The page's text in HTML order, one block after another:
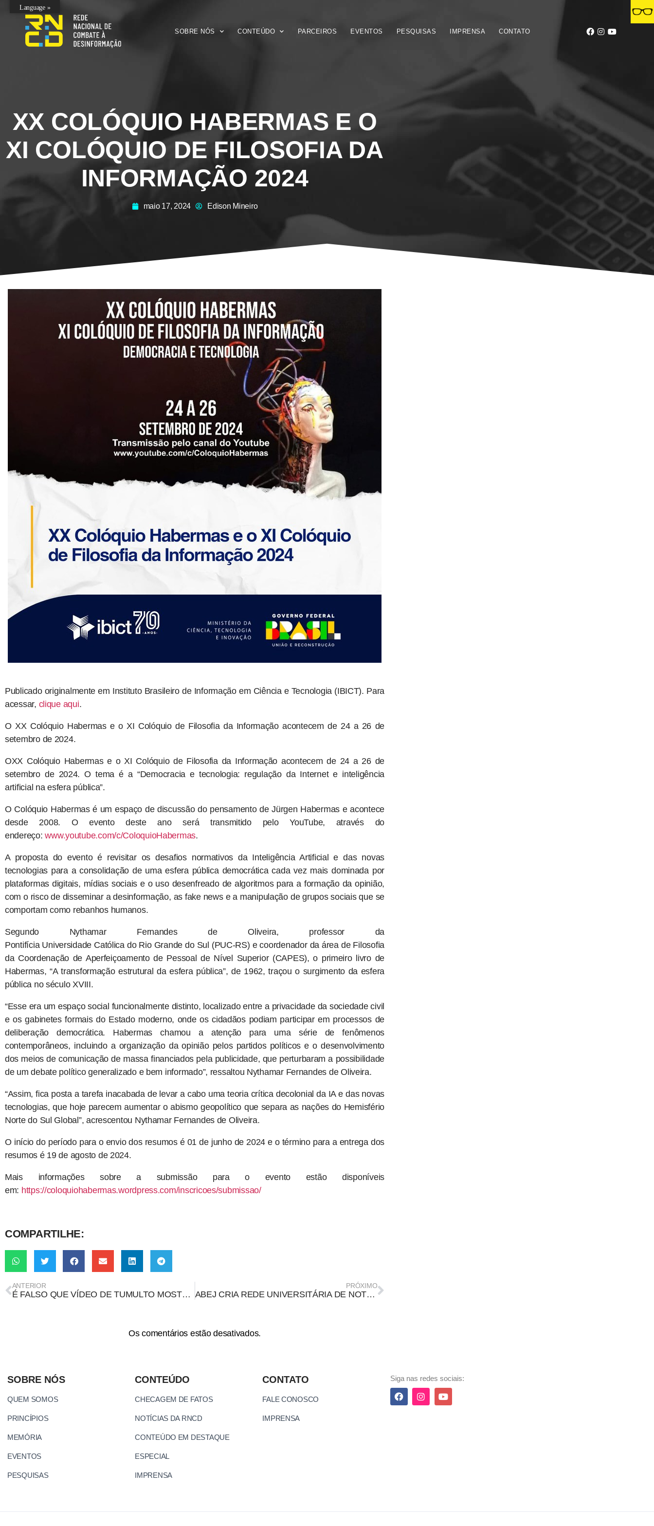
SOBRE NÓS CONTEÚDO PARCEIROS EVENTOS PESQUISAS IMPRENSA CONTATO
XX COLÓQUIO HABERMAS E O
XI COLÓQUIO DE FILOSOFIA DA
INFORMAÇÃO 2024
maio 17, 2024 Edison Mineiro
Publicado originalmente em Instituto Brasileiro de Informação em Ciência e Tecnologia (IBICT). Para
acessar, clique aqui.
O XX Colóquio Habermas e o XI Colóquio de Filosofia da Informação acontecem de 24 a 26 de
setembro de 2024.
OXX Colóquio Habermas e o XI Colóquio de Filosofia da Informação acontecem de 24 a 26 de
setembro de 2024. O tema é a “Democracia e tecnologia: regulação da Internet e inteligência
artificial na esfera pública”.
O Colóquio Habermas é um espaço de discussão do pensamento de Jürgen Habermas e acontece
desde 2008. O evento deste ano será transmitido pelo YouTube, através do
endereço:www.youtube.com/c/ColoquioHabermas.
A proposta do evento é revisitar os desafios normativos da Inteligência Artificial e das novas
tecnologias para a consolidação de uma esfera pública democrática cada vez mais dominada por
plataformas digitais, mídias sociais e o uso desenfreado de algoritmos para a formação da opinião,
com o risco de disseminar a desinformação, as fake news e a manipulação de grupos sociais que se
comportam como rebanhos humanos.
Segundo Nythamar Fernandes de Oliveira, professor da
Pontifícia Universidade Católica do Rio Grande do Sul (PUC-RS) e coordenador da área de Filosofia
da Coordenação de Aperfeiçoamento de Pessoal de Nível Superior (CAPES), o primeiro livro de
Habermas, “A transformação estrutural da esfera pública”, de 1962, traçou o surgimento da esfera
pública no século XVIII.
“Esse era um espaço social funcionalmente distinto, localizado entre a privacidade da sociedade civil
e os gabinetes formais do Estado moderno, onde os cidadãos podiam participar em processos de
deliberação democrática. Habermas chamou a atenção para uma série de fenômenos
contemporâneos, incluindo a organização da opinião pelos partidos políticos e o desenvolvimento
dos meios de comunicação de massa financiados pela publicidade, que perturbaram a possibilidade
de um debate político generalizado e bem informado”, ressaltou Nythamar Fernandes de Oliveira.
“Assim, fica posta a tarefa inacabada de levar a cabo uma teoria crítica decolonial da IA e das novas
tecnologias, que hoje parecem aumentar o abismo geopolítico que separa as nações do Hemisfério
Norte do Sul Global”, acrescentou Nythamar Fernandes de Oliveira.
O início do período para o envio dos resumos é 01 de junho de 2024 e o término para a entrega dos
resumos é 19 de agosto de 2024.
Mais informações sobre a submissão para o evento estão disponíveis
em: https://coloquiohabermas.wordpress.com/inscricoes/submissao/
COMPARTILHE:
ANTERIOR
É FALSO QUE VÍDEO DE TUMULTO MOSTRE AGRESSÃO AO MINISTRO PAULO PIMENTA EM CANOAS (RS)
PRÓXIMO
ABEJ CRIA REDE UNIVERSITÁRIA DE NOTÍCIAS SOBRE O DESASTRE NO RS
Os comentários estão desativados.
SOBRE NÓS
QUEM SOMOS
PRINCÍPIOS
MEMÓRIA
EVENTOS
PESQUISAS
CONTEÚDO
CHECAGEM DE FATOS
NOTÍCIAS DA RNCD
CONTEÚDO EM DESTAQUE
ESPECIAL
IMPRENSA
CONTATO
FALE CONOSCO
IMPRENSA
Siga nas redes sociais:
Language »